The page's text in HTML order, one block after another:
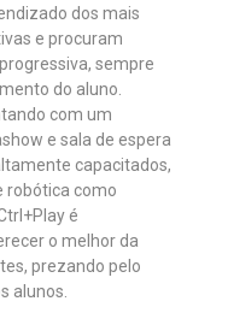
dos mais
e procuram
sempre
do aluno.
com um
e sala de espera
capacitados,
robótica como
é
o melhor da
prezando pelo
alunos.